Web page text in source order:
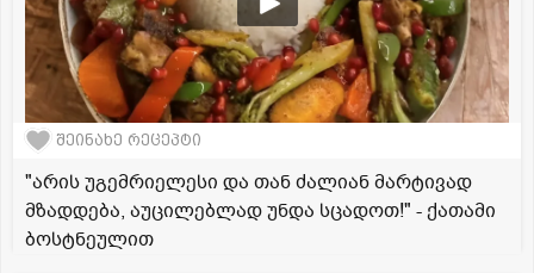
შეინახე რეცეპტი
"არის უგემრიელესი და თან ძალიან მარტივად
მზადდება, აუცილებლად უნდა სცადოთ!" - ქათამი
ბოსტნეულით